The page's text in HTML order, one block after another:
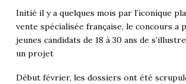
Initié il y a quelques mois par l’iconique
vente spécialisée française, le concours a
jeunes candidats de 18 à 30 ans de
un projet
Début février, les dossiers ont été